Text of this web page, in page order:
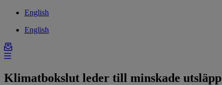
English
English
Klimatbokslut leder till minskade utsläpp